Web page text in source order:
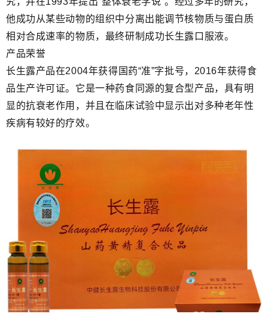
他成功从某些动物的组织中分离出能调节核物质与蛋白质
相对合成速率的物质，最终研制成功长生露口服液。
产品荣誉
长生露产品在2004年获得国药“准”字批号，2016年获得食
品生产许可证。它是一种药食同源的复合型产品，具有明
显的抗衰老作用，并且在临床试验中显示出对多种老年性
疾病有较好的疗效。